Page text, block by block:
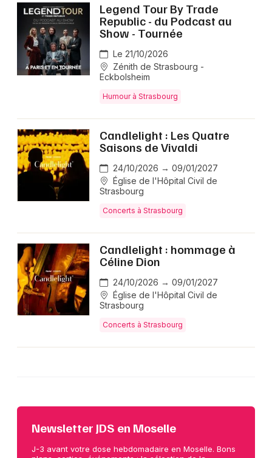
Legend Tour By Trade
Republic - du Podcast au
Show - Tournée
Le 21/10/2026
Zénith de Strasbourg -
Eckbolsheim
Humour à Strasbourg
Candlelight : Les Quatre
Saisons de Vivaldi
24/10/2026 → 09/01/2027
Église de l'Hôpital Civil de
Strasbourg
Concerts à Strasbourg
Candlelight : hommage à
Céline Dion
24/10/2026 → 09/01/2027
Église de l'Hôpital Civil de
Strasbourg
Concerts à Strasbourg
Newsletter JDS en Moselle
J-3 avant votre dose hebdomadaire en Moselle. Bons